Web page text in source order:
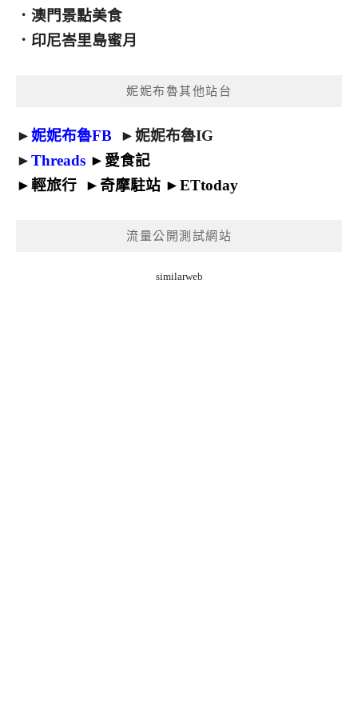
． 澳門景點美食
． 印尼峇里島蜜月
妮妮布魯其他站台
►妮妮布魯FB ►妮妮布魯IG
►Threads ► 愛食記
►輕旅行 ► 奇摩駐站 ►ETtoday
流量公開測試網站
similarweb